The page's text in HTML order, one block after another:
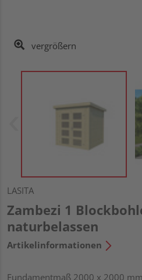
vergrößern
LASITA
Zambezi 1
naturbelassen
Artikelinformationen
Fundamentmaß 2000 x 2000 mm